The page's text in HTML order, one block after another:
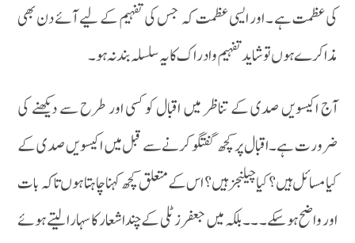
کی عظمت ہے ۔ اور ایسی عظمت کہ جس کی تفہیم کے لیے آئے دن بھی
مذاکرے ہوں تو شاید تفہیم و ادراک کا یہ سلسلہ بند نہ ہو۔
آج اکیسویں صدی کے تناظر میں اقبال کو کسی اور طرح سے دیکھنے کی
ضرورت ہے۔اقبال پر کچھ گفتگو کرنے سے قبل میں اکیسویں صدی کے
کیا مسائل ہیں ؟ کیا چیلنجز ہیں؟ اس کے متعلق کچھ کہنا چاہتا ہوں تاکہ بات
اور واضح ہوسکے۔ ۔۔ بلکہ میں جعفر زٹلی کے چند اشعار کا سہارا لیتے ہوئے